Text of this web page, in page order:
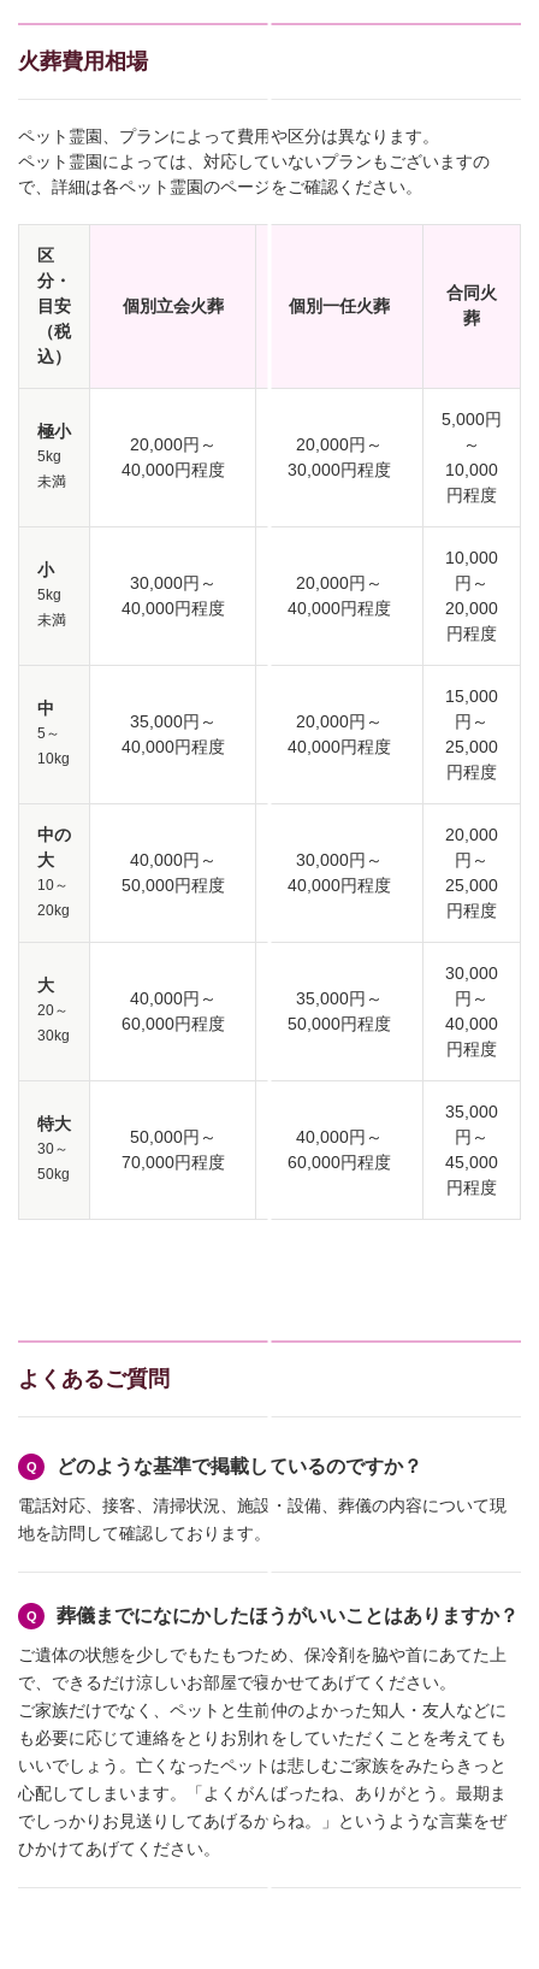
火葬費用相場
ペット霊園、プランによって費用や区分は異なります。
ペット霊園によっては、対応していないプランもございますの
で、詳細は各ペット霊園のページをご確認ください。
区
分・
目安
（税
込）
個別立会火葬 個別一任火葬
合同火
葬
極小
5kg
未満
20,000円～
40,000円程度
20,000円～
30,000円程度
5,000円
～
10,000
円程度
小
5kg
未満
30,000円～
40,000円程度
20,000円～
40,000円程度
10,000
円～
20,000
円程度
中
5～
10kg
35,000円～
40,000円程度
20,000円～
40,000円程度
15,000
円～
25,000
円程度
中の
大
10～
20kg
40,000円～
50,000円程度
30,000円～
40,000円程度
20,000
円～
25,000
円程度
大
20～
30kg
40,000円～
60,000円程度
35,000円～
50,000円程度
30,000
円～
40,000
円程度
特大
30～
50kg
50,000円～
70,000円程度
40,000円～
60,000円程度
35,000
円～
45,000
円程度
よくあるご質問
どのような基準で掲載しているのですか？
電話対応、接客、清掃状況、施設・設備、葬儀の内容について現
地を訪問して確認しております。
葬儀までになにかしたほうがいいことはありますか？
ご遺体の状態を少しでもたもつため、保冷剤を脇や首にあてた上
で、できるだけ涼しいお部屋で寝かせてあげてください。
ご家族だけでなく、ペットと生前仲のよかった知人・友人などに
も必要に応じて連絡をとりお別れをしていただくことを考えても
いいでしょう。亡くなったペットは悲しむご家族をみたらきっと
心配してしまいます。「よくがんばったね、ありがとう。最期ま
でしっかりお見送りしてあげるからね。」というような言葉をぜ
ひかけてあげてください。